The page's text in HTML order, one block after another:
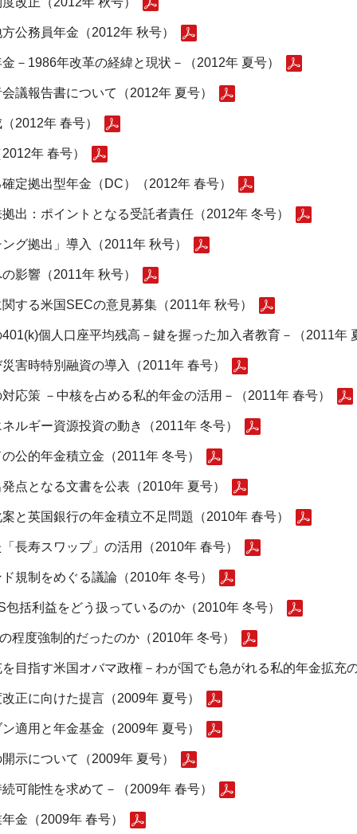
公務員年金（2012年 秋号）
－1986年改革の経緯と現状－（2012年 夏号）
議報告書について（2012年 夏号）
2012年 春号）
年 春号）
定拠出型年金（DC）（2012年 春号）
出：ポイントとなる受託者責任（2012年 冬号）
グ拠出」導入（2011年 秋号）
影響（2011年 秋号）
する米国SECの意見募集（2011年 秋号）
個人口座平均残高－鍵を握った加入者教育－（2011年
害時特別融資の導入（2011年 春号）
応策 －中核を占める私的年金の活用－（2011年 春号）
ルギー資源投資の動き（2011年 冬号）
公的年金積立金（2011年 冬号）
点となる文書を公表（2010年 夏号）
と英国銀行の年金積立不足問題（2010年 春号）
長寿スワップ」の活用（2010年 春号）
規制をめぐる議論（2010年 冬号）
括利益をどう扱っているのか（2010年 冬号）
程度強制的だったのか（2010年 冬号）
目指す米国オバマ政権－わが国でも急がれる私的年金拡充
正に向けた提言（2009年 夏号）
適用と年金基金（2009年 夏号）
示について（2009年 夏号）
可能性を求めて－（2009年 春号）
金（2009年 春号）